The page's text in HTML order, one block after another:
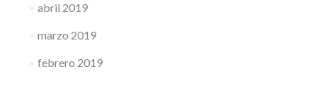
abril 2019
marzo 2019
febrero 2019